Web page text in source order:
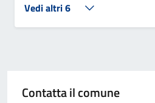
Vedi altri 6
Contatta il comune